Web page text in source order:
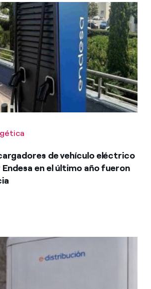
de vehículo eléctrico
en el último año fueron